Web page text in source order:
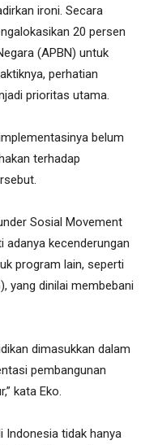
ironi. Secara
20 persen
(APBN) untuk
perhatian
prioritas utama.
belum
terhadap
Sosial Movement
adanya kecenderungan
program lain, seperti
yang dinilai membebani
dimasukkan dalam
pembangunan
kata Eko.
Indonesia tidak hanya